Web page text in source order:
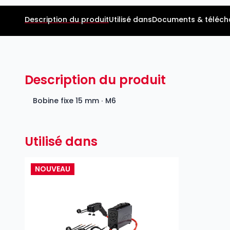
Description du produitUtilisé dansDocuments &
Description du produit
Bobine fixe 15 mm ∙ M6
Utilisé dans
NOUVEAU